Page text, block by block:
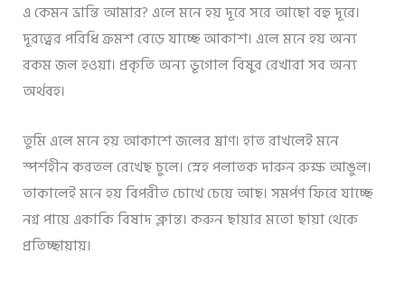
এ কেমন ভ্রান্তি আমার? এলে মনে হয় দূরে সরে আছো বহু দূরে।
দূরত্বের পরিধি ক্রমশ বেড়ে যাচ্ছে আকাশ। এলে মনে হয় অন্য
রকম জল হওয়া। প্রকৃতি অন্য ভূগোল বিষুব রেখারা সব অন্য
অর্থবহ।
তুমি এলে মনে হয় আকাশে জলের ঘ্রাণ। হাত রাখলেই মনে
স্পর্শহীন করতল রেখেছ চুলে। স্নেহ পলাতক দারুন রুক্ষ আঙুল।
তাকালেই মনে হয় বিপরীত চোখে চেয়ে আছ। সমর্পণ ফিরে যাচ্ছে
নগ্ন পায়ে একাকি বিষাদ ক্লান্ত। করুন ছায়ার মতো ছায়া থেকে
প্রতিচ্ছায়ায়।